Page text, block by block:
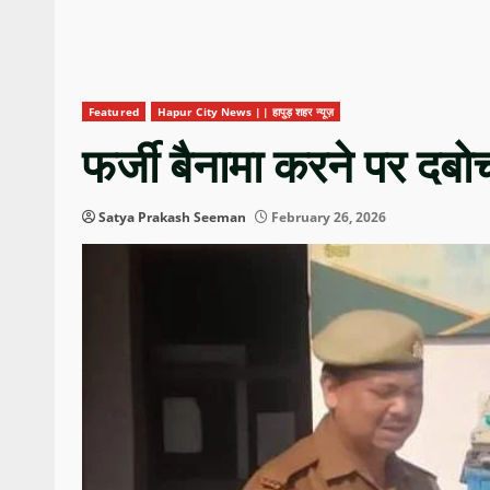
Featured Hapur City News || हापुड़ शहर न्यूज़
फर्जी बैनामा करने पर
Satya Prakash Seeman February 26, 2026